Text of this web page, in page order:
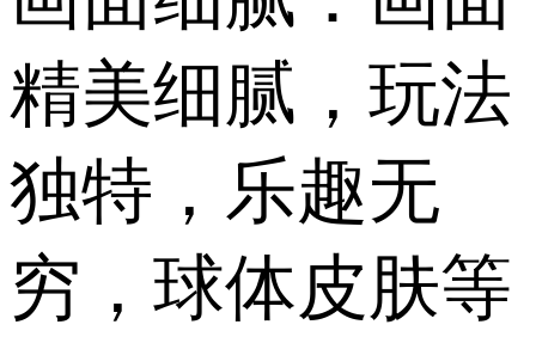
精美细腻，玩法
独特，乐趣无
穷，球体皮肤等